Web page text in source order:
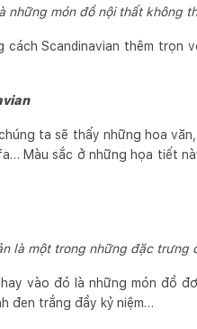
những món đồ nội thất không
Scandinavian thêm trọn
ta sẽ thấy những hoa
Màu sắc ở những họa tiết
là một trong những đặc trưng
vào đó là những món đồ
đen trắng đầy kỷ niệm…